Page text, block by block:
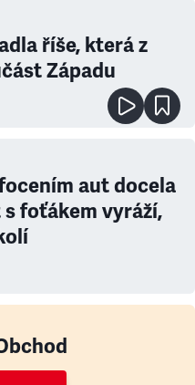
říše, která z
Západu
aut docela
foťákem vyráží,